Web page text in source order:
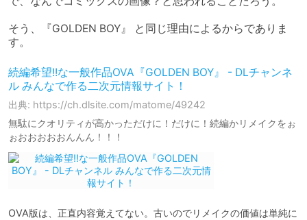
そう、『GOLDEN BOY』 と同じ理由によるからでありま
す。
続編希望!!な一般作品OVA『GOLDEN BOY』 - DLチャンネ
ル みんなで作る二次元情報サイト！
出典: https://ch.dlsite.com/matome/49242
無駄にクオリティが高かっただけに！だけに！続編かリメイクをぉ
ぉおおおおおんんん！！！
OVA版は、正直内容覚えてない。古いのでリメイクの価値は単純に